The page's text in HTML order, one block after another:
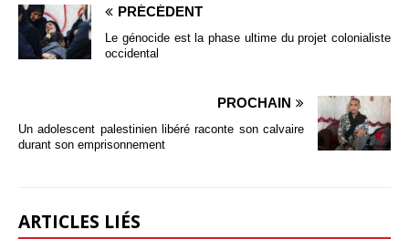
PRÉCÉDENT
Le génocide est la phase ultime du projet colonialiste
occidental
PROCHAIN
Un adolescent palestinien libéré raconte son calvaire
durant son emprisonnement
ARTICLES LIÉS